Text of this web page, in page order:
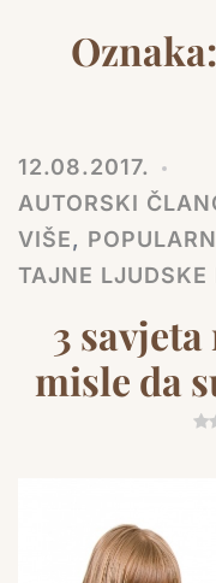
Oznaka:
12.08.2017.
AUTORSKI
VIŠE,
TAJNE LJUDSKE
3
misle da